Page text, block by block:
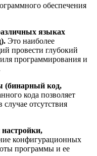
обеспечения
языках
Это наиболее
провести глубокий
программирования и
(бинарный код,
кода позволяет
отсутствия
конфигурационных
программы и ее